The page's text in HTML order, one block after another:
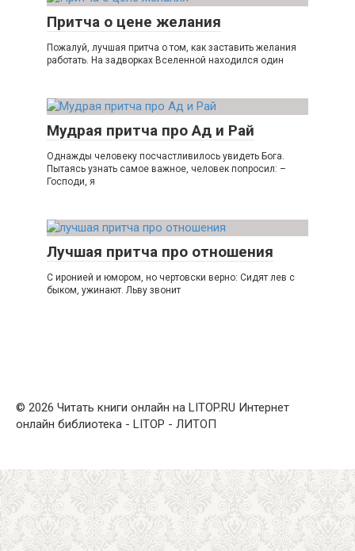
Притча о цене желания
Пожалуй, лучшая притча о том, как заставить желания
работать. На задворках Вселенной находился один
Мудрая притча про Ад и Рай
Однажды человеку посчастливилось увидеть Бога.
Пытаясь узнать самое важное, человек попросил: –
Господи, я
Лучшая притча про отношения
С иронией и юмором, но чертовски верно: Сидят лев с
быком, ужинают. Льву звонит
© 2026 Читать книги онлайн на LITOP.RU Интернет
онлайн библиотека - LITOP - ЛИТОП